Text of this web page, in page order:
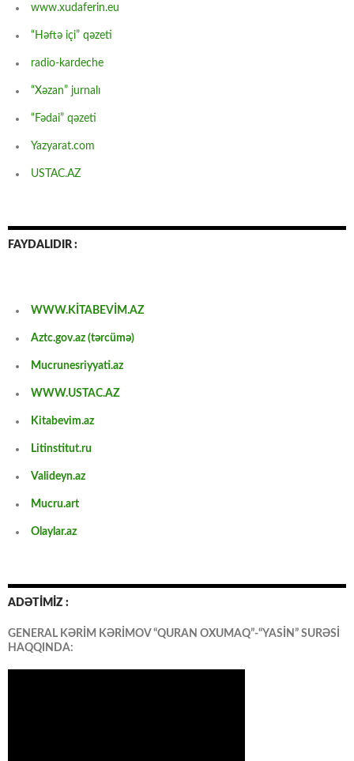
www.xudaferin.eu
“Həftə içi” qəzeti
radio-kardeche
“Xəzan” jurnalı
“Fədai” qəzeti
Yazyarat.com
USTAC.AZ
FAYDALIDIR :
WWW.KİTABEVİM.AZ
Aztc.gov.az (tərcümə)
Mucrunesriyyati.az
WWW.USTAC.AZ
Kitabevim.az
Litinstitut.ru
Valideyn.az
Mucru.art
Olaylar.az
ADƏTİMİZ :
GENERAL KƏRİM KƏRİMOV “QURAN OXUMAQ”-“YASİN” SURƏSİ
HAQQINDA: